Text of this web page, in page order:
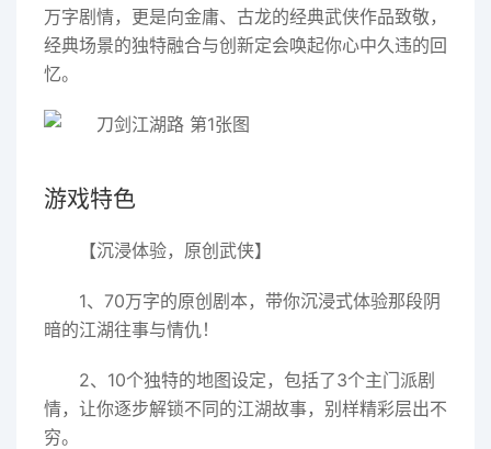
万字剧情，更是向金庸、古龙的经典武侠作品致敬，
经典场景的独特融合与创新定会唤起你心中久违的回
忆。
游戏特色
【沉浸体验，原创武侠】
1、70万字的原创剧本，带你沉浸式体验那段阴
暗的江湖往事与情仇！
2、10个独特的地图设定，包括了3个主门派剧
情，让你逐步解锁不同的江湖故事，别样精彩层出不
穷。